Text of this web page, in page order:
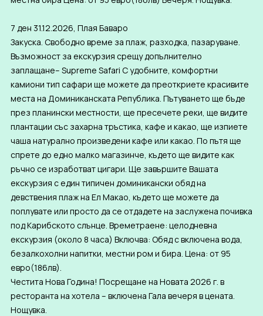
7 ден 31.12.2026, Плая Баваро
Закуска. Свободно време за плаж, разходка, пазаруване.
Възможност за екскурзия срещу допълнително
заплащане– Supreme Safari С удобните, комфортни
камиони тип сафари ще можете да преоткриете красивите
места на Доминиканската Република. Пътуването ще бъде
през планински местности, ще пресечете реки, ще видите
плантации със захарна тръстика, кафе и какао, ще изпиете
чаша натурално произведени кафе или какао. По пътя ще
спрете до едно малко магазинче, където ще видите как
ръчно се изработват цигари. Ще завършите Вашата
екскурзия с един типичен доминикански обяд на
девствения плаж на Ел Макао, където ще можете да
поплувате или просто да се отдадете на заслужена почивка
под Карибското слънце. Времетраене: целодневна
екскурзия (около 8 часа) Включва: Обяд с включена вода,
безалкохолни напитки, местни ром и бира. Цена: от 95
евро(186лв).
Честита Нова Година! Посрещане на Новата 2026 г. в
ресторанта на хотела – включена Гала вечеря в цената.
Нощувка.